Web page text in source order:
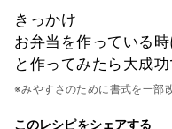
きっかけ
お弁当を作っている
と作ってみたら大成
※みやすさのために書式を一部
このレシピをシェアする